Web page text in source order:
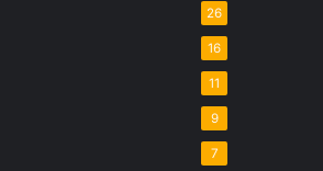
26
16
11
9
7